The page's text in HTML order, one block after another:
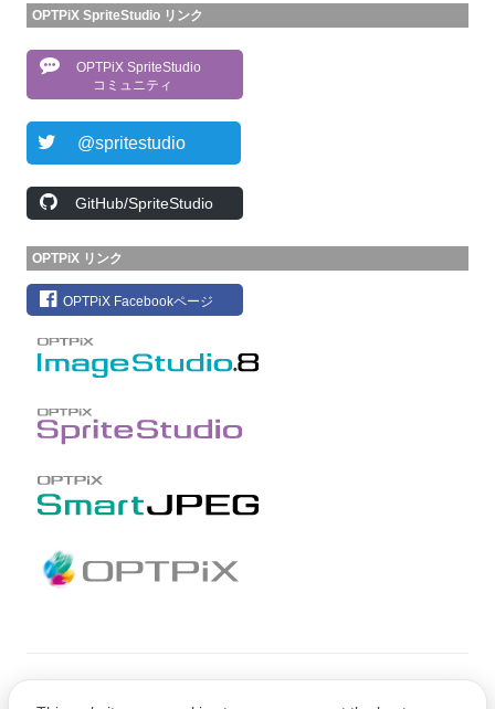
OPTPiX SpriteStudio リンク
OPTPiX SpriteStudio
コミュニティ
@spritestudio
GitHub/SpriteStudio
OPTPiX リンク
OPTPiX Facebookページ